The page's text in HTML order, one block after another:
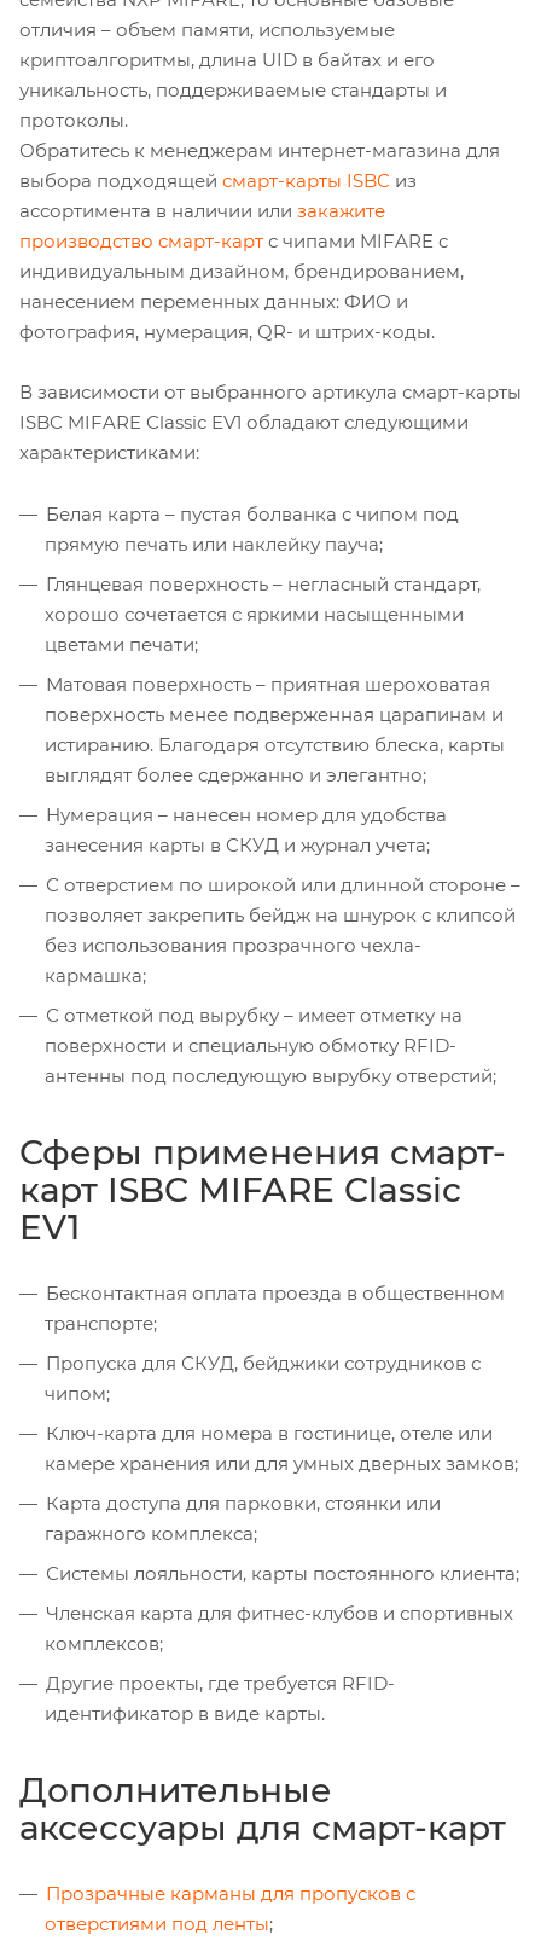
отличия – объем памяти, используемые
криптоалгоритмы, длина UID в байтах и его
уникальность, поддерживаемые стандарты и
протоколы.
Обратитесь к менеджерам интернет-магазина для
выбора подходящей смарт-карты ISBC из
ассортимента в наличии или закажите
производство смарт-карт с чипами MIFARE с
индивидуальным дизайном, брендированием,
нанесением переменных данных: ФИО и
фотография, нумерация, QR- и штрих-коды.
В зависимости от выбранного артикула смарт-карты
ISBC MIFARE Classic EV1 обладают следующими
характеристиками:
Белая карта – пустая болванка с чипом под
прямую печать или наклейку пауча;
Глянцевая поверхность – негласный стандарт,
хорошо сочетается с яркими насыщенными
цветами печати;
Матовая поверхность – приятная шероховатая
поверхность менее подверженная царапинам и
истиранию. Благодаря отсутствию блеска, карты
выглядят более сдержанно и элегантно;
Нумерация – нанесен номер для удобства
занесения карты в СКУД и журнал учета;
С отверстием по широкой или длинной стороне –
позволяет закрепить бейдж на шнурок с клипсой
без использования прозрачного чехла-
кармашка;
С отметкой под вырубку – имеет отметку на
поверхности и специальную обмотку RFID-
антенны под последующую вырубку отверстий;
Сферы применения смарт-
карт ISBC MIFARE Classic
EV1
Бесконтактная оплата проезда в общественном
транспорте;
Пропуска для СКУД, бейджики сотрудников с
чипом;
Ключ-карта для номера в гостинице, отеле или
камере хранения или для умных дверных замков;
Карта доступа для парковки, стоянки или
гаражного комплекса;
Системы лояльности, карты постоянного клиента;
Членская карта для фитнес-клубов и спортивных
комплексов;
Другие проекты, где требуется RFID-
идентификатор в виде карты.
Дополнительные
аксессуары для смарт-карт
Прозрачные карманы для пропусков с
отверстиями под ленты;